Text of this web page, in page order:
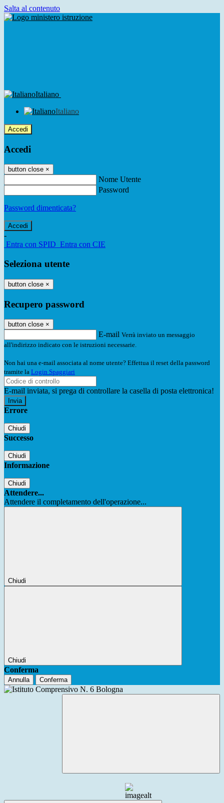
Salta al contenuto
Italiano
Italiano
Accedi
Accedi
button close ×
Nome Utente
Password
Password dimenticata?
-
Entra con SPID Entra con CIE
Seleziona utente
button close ×
Recupero password
button close ×
E-mail Verrà inviato un messaggio
all'indirizzo indicato con le istruzioni necessarie.
Non hai una e-mail associata al nome utente? Effettua il reset della password
tramite la Login Spaggiari
E-mail inviata, si prega di controllare la casella di posta elettronica!
Errore
Chiudi
Successo
Chiudi
Informazione
Chiudi
Attendere...
Attendere il completamento dell'operazione...
Chiudi
Chiudi
Conferma
Annulla Conferma